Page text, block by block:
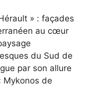
» : façades
au cœur
du Sud de
par son allure
Mykonos de